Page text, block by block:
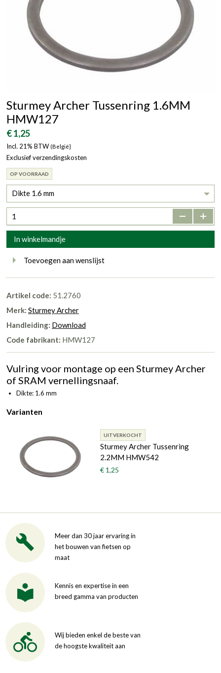
Sturmey Archer Tussenring 1.6MM
HMW127
€ 1,25
Incl. 21% BTW (België}
Exclusief verzendingskosten
OP VOORRAAD
Dikte 1.6 mm
- +
In winkelmandje
Toevoegen aan wenslijst
Artikel code: 51.2760
Merk: Sturmey Archer
Handleiding: Download
Code fabrikant: HMW127
Vulring voor montage op een Sturmey Archer
of SRAM vernellingsnaaf.
Dikte: 1.6 mm
Varianten
UITVERKOCHT
Sturmey Archer Tussenring
2.2MM HMW542
€ 1,25
Meer dan 30 jaar ervaring in
het bouwen van fietsen op
maat
Kennis en expertise in een
breed gamma van producten
Wij bieden enkel de beste van
de hoogste kwaliteit aan